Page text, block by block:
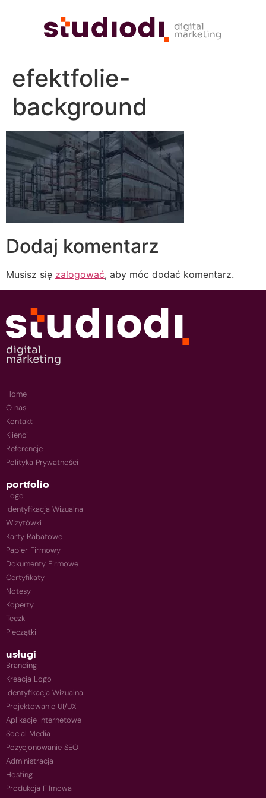
efektfolie-
background
Dodaj komentarz
Musisz się zalogować, aby móc dodać komentarz.
Home
O nas
Kontakt
Klienci
Referencje
Polityka Prywatności
portfolio
Logo
Identyfikacja Wizualna
Wizytówki
Karty Rabatowe
Papier Firmowy
Dokumenty Firmowe
Certyfikaty
Notesy
Koperty
Teczki
Pieczątki
usługi
Branding
Kreacja Logo
Identyfikacja Wizualna
Projektowanie UI/UX
Aplikacje Internetowe
Social Media
Pozycjonowanie SEO
Administracja
Hosting
Produkcja Filmowa